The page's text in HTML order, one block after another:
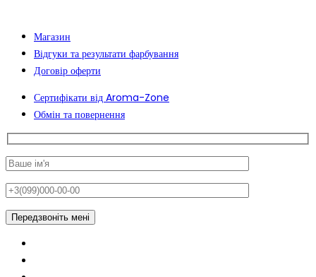
Магазин
Відгуки та результати фарбування
Договір оферти
Сертифікати від Aroma-Zone
Обмін та повернення